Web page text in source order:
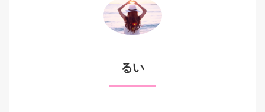
るい